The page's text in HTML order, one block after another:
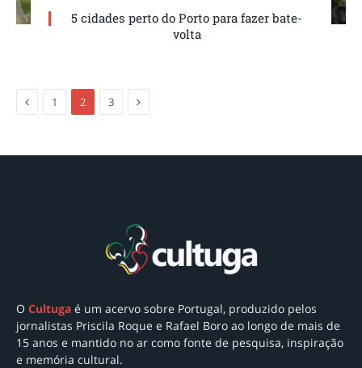
5 cidades perto do Porto para fazer bate-
volta
Anterior
1 2 3 Próxima
O Cultuga é um acervo sobre Portugal, produzido pelos
jornalistas Priscila Roque e Rafael Boro ao longo de mais de
15 anos e mantido no ar como fonte de pesquisa, inspiração
e memória cultural.